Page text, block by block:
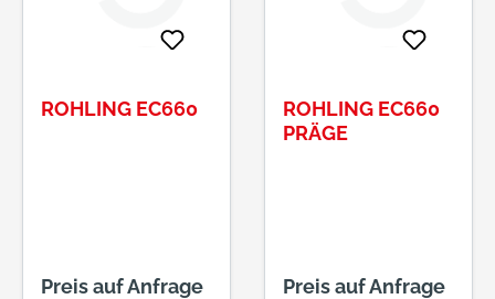
ROHLING EC660
Preis auf Anfrage
ROHLING EC660
PRÄGE
Preis auf Anfrage